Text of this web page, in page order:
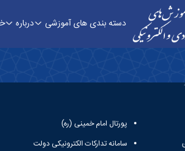
دسته بندی های آموزشی درباره
و الکترونیکی دانشگاه بوعلی سینا
پورتال امام خمینی (ره)
سامانه تدارکات الکترونیکی دولت